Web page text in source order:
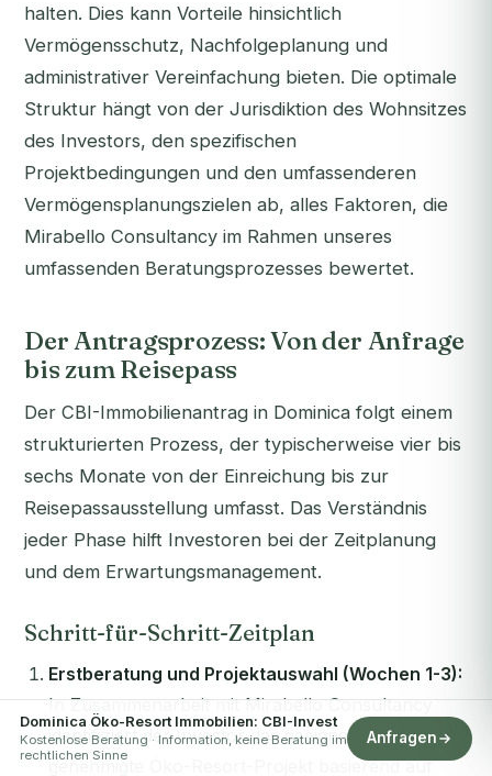
halten. Dies kann Vorteile hinsichtlich
Vermögensschutz, Nachfolgeplanung und
administrativer Vereinfachung bieten. Die optimale
Struktur hängt von der Jurisdiktion des Wohnsitzes
des Investors, den spezifischen
Projektbedingungen und den umfassenderen
Vermögensplanungszielen ab, alles Faktoren, die
Mirabello Consultancy im Rahmen unseres
umfassenden Beratungsprozesses bewertet.
Der Antragsprozess: Von der Anfrage
bis zum Reisepass
Der CBI-Immobilienantrag in Dominica folgt einem
strukturierten Prozess, der typischerweise vier bis
sechs Monate von der Einreichung bis zur
Reisepassausstellung umfasst. Das Verständnis
jeder Phase hilft Investoren bei der Zeitplanung
und dem Erwartungsmanagement.
Schritt-für-Schritt-Zeitplan
Erstberatung und Projektauswahl (Wochen 1-3):
In Zusammenarbeit mit Mirabello Consultancy
identifiziert der Investor das geeignetste
genehmigte Öko-Resort-Projekt basierend auf
Dominica Öko-Resort Immobilien: CBI-Invest
Kostenlose Beratung · Information, keine Beratung im
rechtlichen Sinne
Anfragen